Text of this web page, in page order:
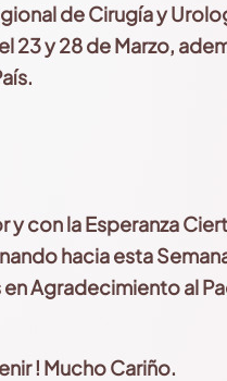
de Cirugía y
23 y 28 de Marzo,
con la Esperanza
hacia esta
en Agradecimiento al
! Mucho Cariño.